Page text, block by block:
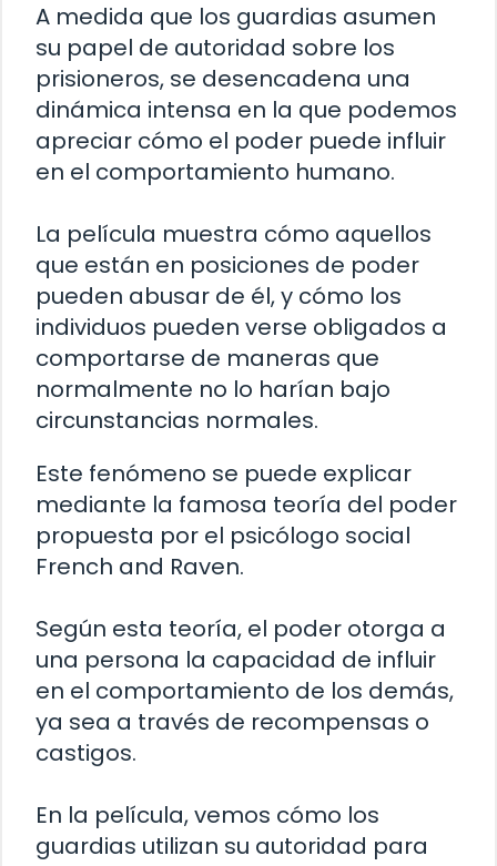
A medida que los guardias asumen
su papel de autoridad sobre los
prisioneros, se desencadena una
dinámica intensa en la que podemos
apreciar cómo el poder puede influir
en el comportamiento humano.
La película muestra cómo aquellos
que están en posiciones de poder
pueden abusar de él, y cómo los
individuos pueden verse obligados a
comportarse de maneras que
normalmente no lo harían bajo
circunstancias normales.
Este fenómeno se puede explicar
mediante la famosa teoría del poder
propuesta por el psicólogo social
French and Raven.
Según esta teoría, el poder otorga a
una persona la capacidad de influir
en el comportamiento de los demás,
ya sea a través de recompensas o
castigos.
En la película, vemos cómo los
guardias utilizan su autoridad para